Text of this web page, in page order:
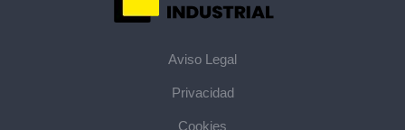
Aviso Legal
Privacidad
Cookies